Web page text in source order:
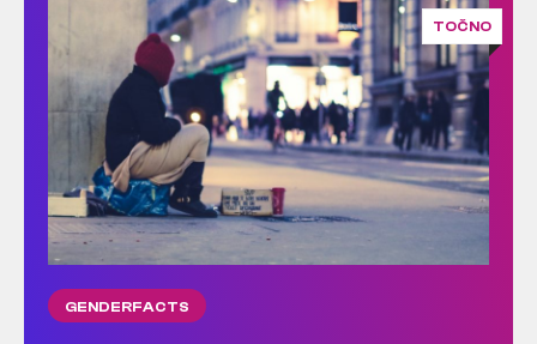
TOČNO
GENDERFACTS